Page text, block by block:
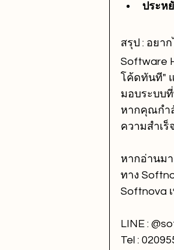
ประห
สรุป : อยา
Software
โค้ดทันที"
มอบระบบ
หากคุณกำ
ความสำเร็
หากอ่านม
ทาง
Softnova
LINE :
Tel :